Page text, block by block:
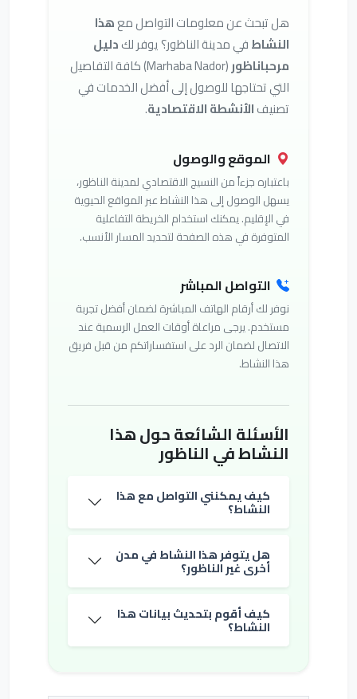
هل تبحث عن معلومات التواصل معهذا
النشاطفي مدينة الناظور؟ يوفر لكدليل
مرحباناظور
(Marhaba Nador) كافة التفاصيل
التي تحتاجها للوصول إلى أفضل الخدمات في
تصنيفالأنشطة الاقتصادية.
الموقع والوصول
باعتباره جزءاً من النسيج الاقتصادي لمدينة الناظور،
يسهل الوصول إلى هذا النشاط عبر المواقع الحيوية
في الإقليم. يمكنك استخدام الخريطة التفاعلية
المتوفرة في هذه الصفحة لتحديد المسار الأنسب.
التواصل المباشر
نوفر لك أرقام الهاتف المباشرة لضمان أفضل تجربة
مستخدم. يرجى مراعاة أوقات العمل الرسمية عند
الاتصال لضمان الرد على استفساراتكم من قبل فريق
هذا النشاط.
الأسئلة الشائعة حول هذا
النشاط في الناظور
كيف يمكنني التواصل مع هذا
النشاط؟
هل يتوفر هذا النشاط في مدن
أخرى غير الناظور؟
كيف أقوم بتحديث بيانات هذا
النشاط؟